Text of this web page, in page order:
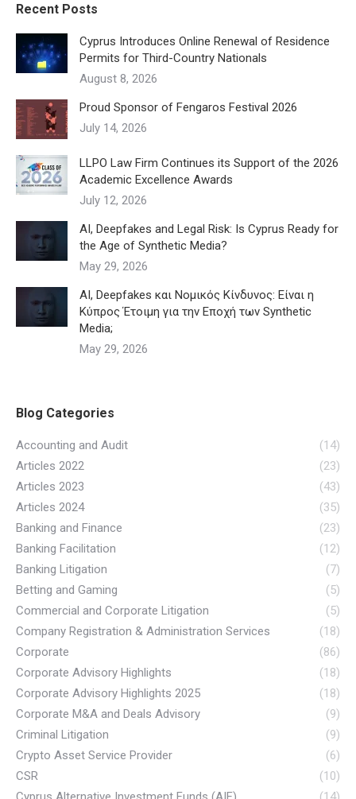
Recent Posts
Cyprus Introduces Online Renewal of Residence
Permits for Third-Country Nationals
August 8, 2026
Proud Sponsor of Fengaros Festival 2026
July 14, 2026
LLPO Law Firm Continues its Support of the 2026
Academic Excellence Awards
July 12, 2026
AI, Deepfakes and Legal Risk: Is Cyprus Ready for
the Age of Synthetic Media?
May 29, 2026
AI, Deepfakes και Νομικός Κίνδυνος: Είναι η
Κύπρος Έτοιμη για την Εποχή των Synthetic
Media;
May 29, 2026
Blog Categories
Accounting and Audit
(14)
Articles 2022
(23)
Articles 2023
(43)
Articles 2024
(35)
Banking and Finance
(23)
Banking Facilitation
(12)
Banking Litigation
(7)
Betting and Gaming
(5)
Commercial and Corporate Litigation
(5)
Company Registration & Administration Services
(18)
Corporate
(86)
Corporate Advisory Highlights
(18)
Corporate Advisory Highlights 2025
(18)
Corporate M&A and Deals Advisory
(9)
Criminal Litigation
(9)
Crypto Asset Service Provider
(6)
CSR
(10)